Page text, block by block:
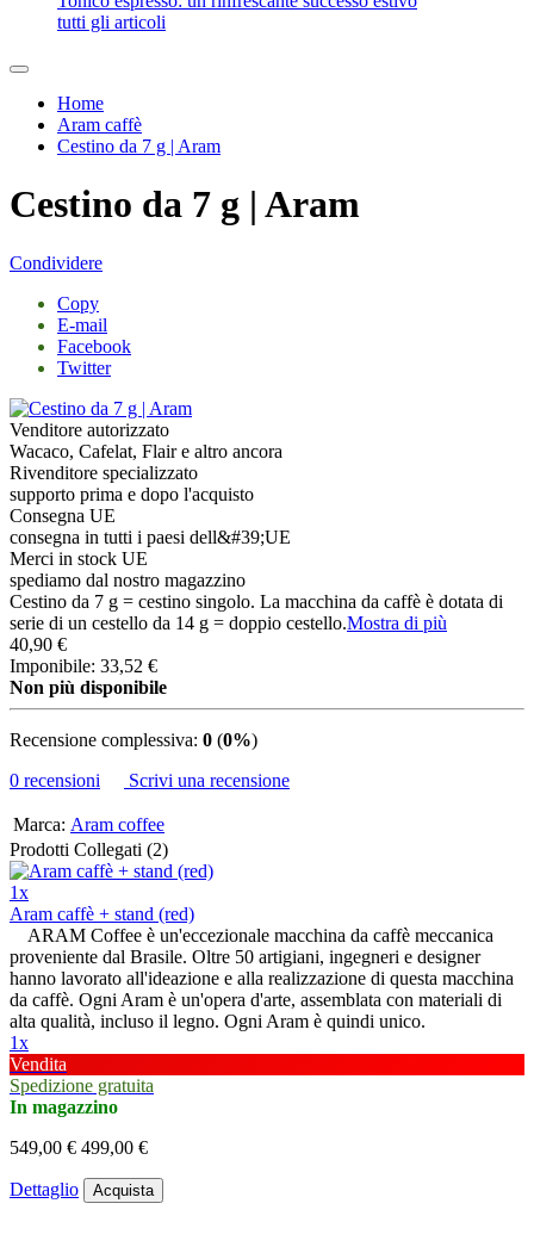
tutti gli articoli
Home
Aram caffè
Cestino da 7 g | Aram
Cestino da 7 g | Aram
Condividere
Copy
E-mail
Facebook
Twitter
Venditore autorizzato
Wacaco, Cafelat, Flair e altro ancora
Rivenditore specializzato
supporto prima e dopo l'acquisto
Consegna UE
consegna in tutti i paesi dell&#39;UE
Merci in stock UE
spediamo dal nostro magazzino
Cestino da 7 g = cestino singolo. La macchina da caffè è dotata di
serie di un cestello da 14 g = doppio cestello.Mostra di più
40,90 €
Imponibile: 33,52 €
Non più disponibile
Recensione complessiva: 0 (0%)
0 recensioni
Scrivi una recensione
Marca: Aram coffee
Prodotti Collegati (2)
1x
Aram caffè + stand (red)
ARAM Coffee è un'eccezionale macchina da caffè meccanica
proveniente dal Brasile. Oltre 50 artigiani, ingegneri e designer
hanno lavorato all'ideazione e alla realizzazione di questa macchina
da caffè. Ogni Aram è un'opera d'arte, assemblata con materiali di
alta qualità, incluso il legno. Ogni Aram è quindi unico.
1x
Vendita
Spedizione gratuita
In magazzino
549,00 € 499,00 €
Dettaglio Acquista